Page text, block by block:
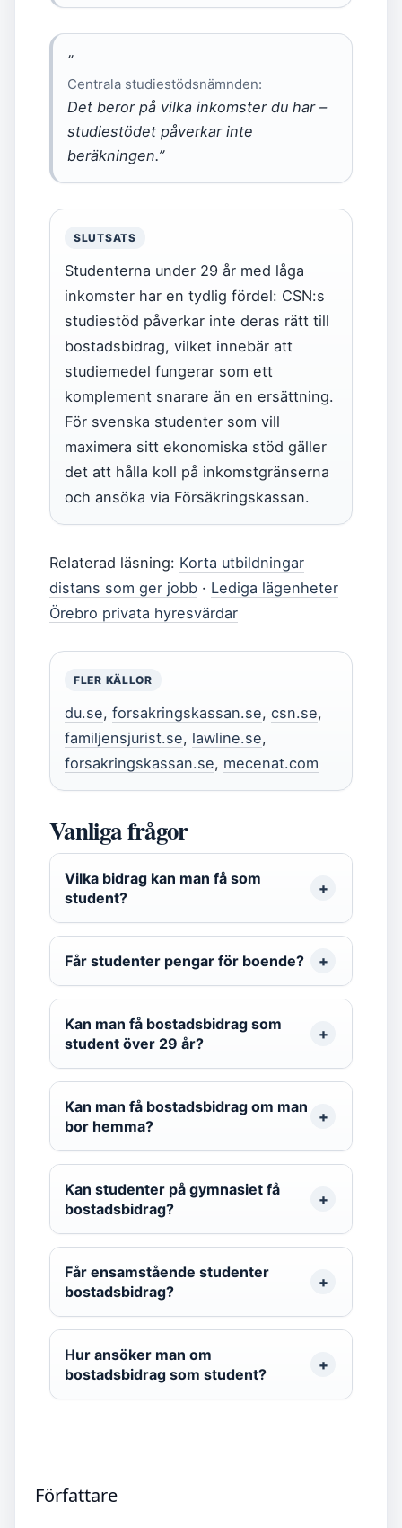
”
Centrala studiestödsnämnden:
Det beror på vilka inkomster du har –
studiestödet påverkar inte
beräkningen.”
SLUTSATS
Studenterna under 29 år med låga
inkomster har en tydlig fördel: CSN:s
studiestöd påverkar inte deras rätt till
bostadsbidrag, vilket innebär att
studiemedel fungerar som ett
komplement snarare än en ersättning.
För svenska studenter som vill
maximera sitt ekonomiska stöd gäller
det att hålla koll på inkomstgränserna
och ansöka via Försäkringskassan.
Relaterad läsning: Korta utbildningar
distans som ger jobb · Lediga lägenheter
Örebro privata hyresvärdar
FLER KÄLLOR
du.se, forsakringskassan.se, csn.se,
familjensjurist.se, lawline.se,
forsakringskassan.se, mecenat.com
Vanliga frågor
Vilka bidrag kan man få som
student?
Får studenter pengar för boende?
Kan man få bostadsbidrag som
student över 29 år?
Kan man få bostadsbidrag om man
bor hemma?
Kan studenter på gymnasiet få
bostadsbidrag?
Får ensamstående studenter
bostadsbidrag?
Hur ansöker man om
bostadsbidrag som student?
Författare